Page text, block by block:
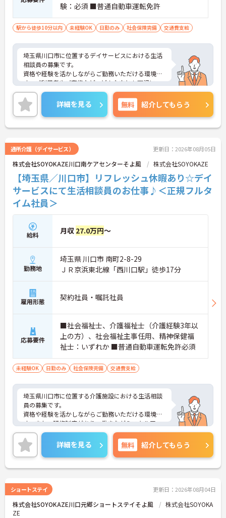
験：必須 ■普通自動車運転免許
駅から徒歩10分以内 未経験OK 日勤のみ 社会保険完備 交通費支給
埼玉県川口市に位置するデイサービスにおける生活
相談員の募集です。
資格や経験を活かしながらご勤務いただける環境で
す。ご利用者やご家族など、どんな方とも円滑にコ
ミュニケーションをとれる方を募集しています。
ご興味のある方には、面接対策ポイントなど、さら
に詳細をご案内しますのでお気軽にご相談くださ
い！
詳細を見る 無料 紹介してもらう
通所介護（デイサービス） 更新日：2026年08月05日
株式会社SOYOKAZE川口南ケアセンターそよ風 株式会社SOYOKAZE
【埼玉県／川口市】リフレッシュ休暇あり☆デイ
サービスにて生活相談員のお仕事♪＜正規フルタ
イム社員＞
給料 月収 27.0万円～
勤務地
埼玉県 川口市 南町2-8-29
ＪＲ京浜東北線「西川口駅」徒歩17分
雇用形態 契約社員・嘱託社員
応募要件
■社会福祉士、介護福祉士（介護経験3年以
上の方）、社会福祉主事任用、精神保健福
祉士：いずれか ■普通自動車運転免許必須
未経験OK 日勤のみ 社会保険完備 交通費支給
埼玉県川口市に位置する介護施設における生活相談
員の募集です。
資格や経験を活かしながらご勤務いただける環境で
す。また、研修制度があり、働きながらスキルアッ
プが目指せる環境です。
ご興味のある方には、面接対策ポイントなど、さら
に詳細をご案内しますのでお気軽にご相談くださ
い！
詳細を見る 無料 紹介してもらう
ショートステイ 更新日：2026年08月04日
株式会社SOYOKAZE川口元郷ショートステイそよ風
株式会社SOYOKA
ZE